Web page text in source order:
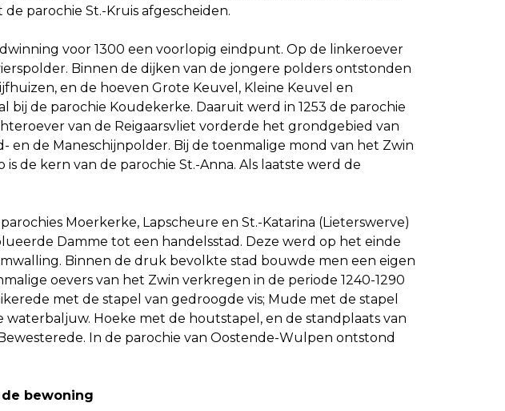
parochie St.-Kruis afgescheiden.
voor 1300 een voorlopig eindpunt. Op de linkeroever
Binnen de dijken van de jongere polders ontstonden
en de hoeven Grote Keuvel, Kleine Keuvel en
bij de parochie Koudekerke. Daaruit werd in 1253 de parochie
van de Reigaarsvliet vorderde het grondgebied van
en de Maneschijnpolder. Bij de toenmalige mond van het Zwin
de kern van de parochie St.-Anna. Als laatste werd de
Moerkerke, Lapscheure en St.-Katarina (Lieterswerve)
Damme tot een handelsstad. Deze werd op het einde
Binnen de druk bevolkte stad bouwde men een eigen
oevers van het Zwin verkregen in de periode 1240-1290
met de stapel van gedroogde vis; Mude met de stapel
Hoeke met de houtstapel, en de standplaats van
In de parochie van Oostende-Wulpen ontstond
bewoning